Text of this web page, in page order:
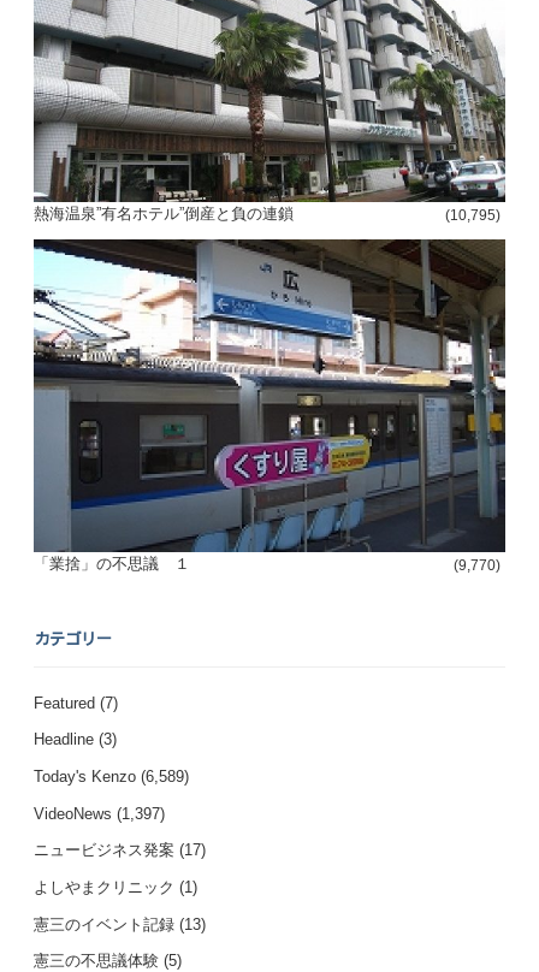
熱海温泉”有名ホテル”倒産と負の連鎖 (10,795)
「業捨」の不思議 １ (9,770)
カテゴリー
Featured (7)
Headline (3)
Today's Kenzo (6,589)
VideoNews (1,397)
ニュービジネス発案 (17)
よしやまクリニック (1)
憲三のイベント記録 (13)
憲三の不思議体験 (5)